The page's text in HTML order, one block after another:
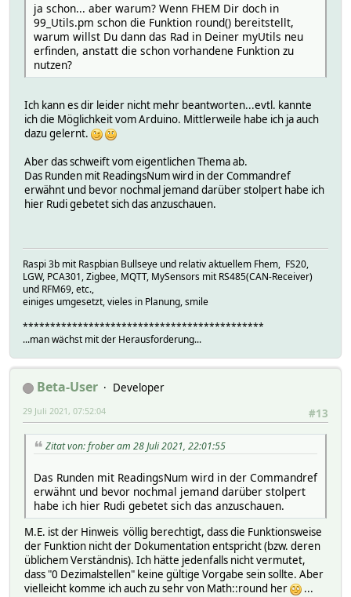
ja schon... aber warum? Wenn FHEM Dir doch in
99_Utils.pm schon die Funktion round() bereitstellt,
warum willst Du dann das Rad in Deiner myUtils neu
erfinden, anstatt die schon vorhandene Funktion zu
nutzen?
Ich kann es dir leider nicht mehr beantworten...evtl. kannte
ich die Möglichkeit vom Arduino. Mittlerweile habe ich ja auch
dazu gelernt.
Aber das schweift vom eigentlichen Thema ab.
Das Runden mit ReadingsNum wird in der Commandref
erwähnt und bevor nochmal jemand darüber stolpert habe ich
hier Rudi gebetet sich das anzuschauen.
Raspi 3b mit Raspbian Bullseye und relativ aktuellem Fhem, FS20,
LGW, PCA301, Zigbee, MQTT, MySensors mit RS485(CAN-Receiver)
und RFM69, etc.,
einiges umgesetzt, vieles in Planung, smile
********************************************
...man wächst mit der Herausforderung...
Beta-User
Developer
#13
29 Juli 2021, 07:52:04
Zitat von: frober am 28 Juli 2021, 22:01:55
Das Runden mit ReadingsNum wird in der Commandref
erwähnt und bevor nochmal jemand darüber stolpert
habe ich hier Rudi gebetet sich das anzuschauen.
M.E. ist der Hinweis völlig berechtigt, dass die Funktionsweise
der Funktion nicht der Dokumentation entspricht (bzw. deren
üblichem Verständnis). Ich hätte jedenfalls nicht vermutet,
dass "0 Dezimalstellen" keine gültige Vorgabe sein sollte. Aber
vielleicht komme ich auch zu sehr von Math::round her
...